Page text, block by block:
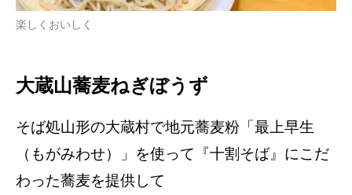
楽しくおいしく
⼤蔵⼭蕎⻨ねぎぼうず
そば処⼭形の⼤蔵村で地元蕎⻨粉「最上早⽣
（もがみわせ）」を使って『⼗割そば』にこだ
わった蕎⻨を提供して